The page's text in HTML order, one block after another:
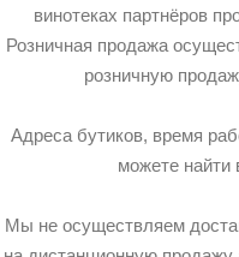
винотеках партнёров
Розничная продажа
розничную
Адреса бутиков, время
можете найти
Мы не осуществляем